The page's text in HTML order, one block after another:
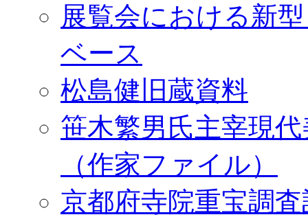
展覧会における新
ベース
松島健旧蔵資料
笹木繁男氏主宰現
（作家ファイル）
京都府寺院重宝調